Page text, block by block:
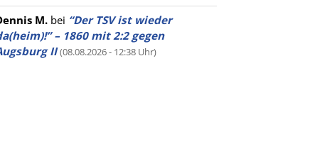
M. bei “Der TSV ist wieder
– 1860 mit 2:2 gegen
II (08.08.2026 - 12:38 Uhr)